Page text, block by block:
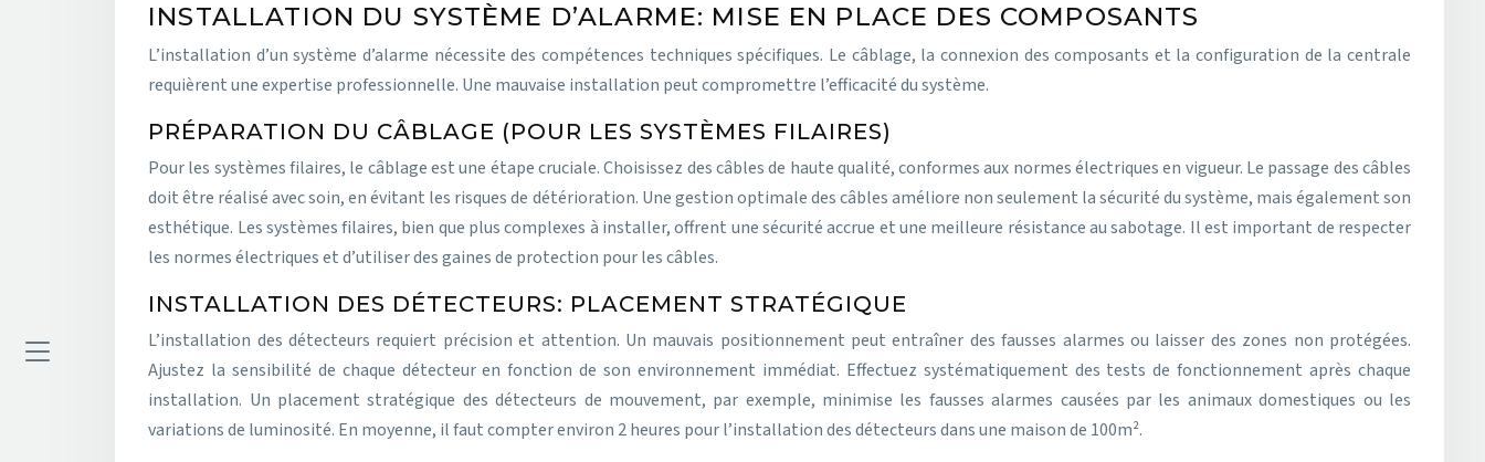
INSTALLATION DU SYSTÈME D’ALARME: MISE EN PLACE DES COMPOSANTS
L’installation d’un système d’alarme nécessite des compétences techniques spécifiques. Le câblage, la connexion des composants et la configuration de la centrale
requièrent une expertise professionnelle. Une mauvaise installation peut compromettre l’efficacité du système.
PRÉPARATION DU CÂBLAGE (POUR LES SYSTÈMES FILAIRES)
Pour les systèmes filaires, le câblage est une étape cruciale. Choisissez des câbles de haute qualité, conformes aux normes électriques en vigueur. Le passage des câbles
doit être réalisé avec soin, en évitant les risques de détérioration. Une gestion optimale des câbles améliore non seulement la sécurité du système, mais également son
esthétique. Les systèmes filaires, bien que plus complexes à installer, offrent une sécurité accrue et une meilleure résistance au sabotage. Il est important de respecter
les normes électriques et d’utiliser des gaines de protection pour les câbles.
INSTALLATION DES DÉTECTEURS: PLACEMENT STRATÉGIQUE
L’installation des détecteurs requiert précision et attention. Un mauvais positionnement peut entraîner des fausses alarmes ou laisser des zones non protégées.
Ajustez la sensibilité de chaque détecteur en fonction de son environnement immédiat. Effectuez systématiquement des tests de fonctionnement après chaque
installation. Un placement stratégique des détecteurs de mouvement, par exemple, minimise les fausses alarmes causées par les animaux domestiques ou les
variations de luminosité. En moyenne, il faut compter environ 2 heures pour l’installation des détecteurs dans une maison de 100m².